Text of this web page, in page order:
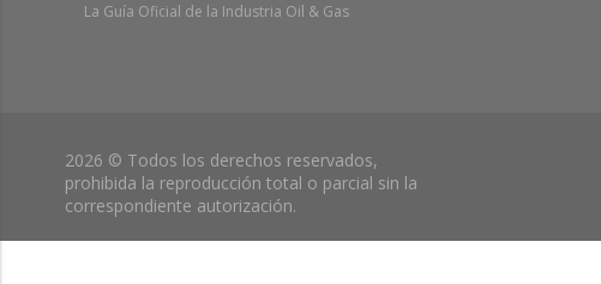
La Guía Oficial de la Industria Oil & Gas
2026 © Todos los derechos reservados,
prohibida la reproducción total o parcial sin la
correspondiente autorización.